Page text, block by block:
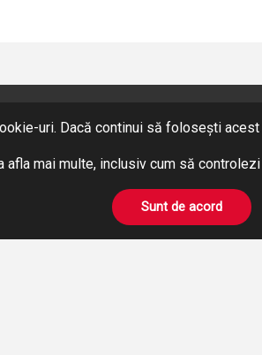
uri. Dacă continui să folosești
afla mai multe, inclusiv cum să
Sunt de acord
SERVICII
Hidraulică
BOWDEN
Prelucrări pe mașini unelte